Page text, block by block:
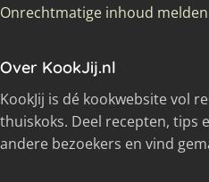
Onrechtmatige inhoud melden
Over KookJij.nl
KookJij is dé kookwebsite vol
thuiskoks. Deel recepten, tips
andere bezoekers en vind